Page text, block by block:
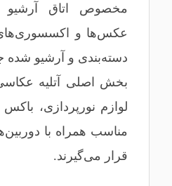
مخصوص اتاق
عکس‌ها و
دسته‌بندی و آرشیو شده
بخش اصلی آتلیه
لوازم نورپردازی،
مناسب همراه با
قرار می‌گیرند.